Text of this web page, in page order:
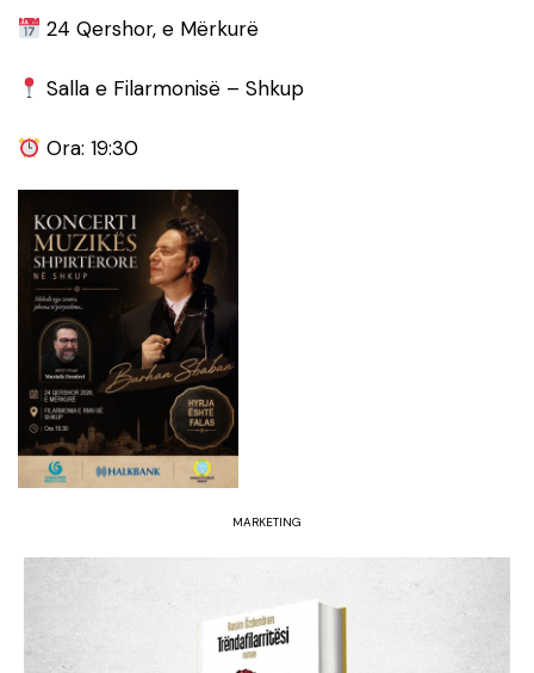
24 Qershor, e Mërkurë
Salla e Filarmonisë – Shkup
Ora: 19:30
MARKETING